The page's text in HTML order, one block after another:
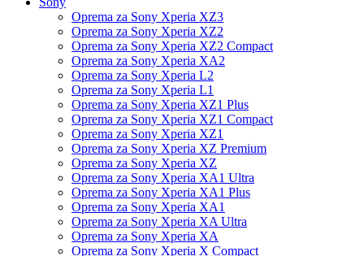
Oprema za Sony Xperia XZ3
Oprema za Sony Xperia XZ2
Oprema za Sony Xperia XZ2 Compact
Oprema za Sony Xperia XA2
Oprema za Sony Xperia L2
Oprema za Sony Xperia L1
Oprema za Sony Xperia XZ1 Plus
Oprema za Sony Xperia XZ1 Compact
Oprema za Sony Xperia XZ1
Oprema za Sony Xperia XZ Premium
Oprema za Sony Xperia XZ
Oprema za Sony Xperia XA1 Ultra
Oprema za Sony Xperia XA1 Plus
Oprema za Sony Xperia XA1
Oprema za Sony Xperia XA Ultra
Oprema za Sony Xperia XA
Oprema za Sony Xperia X Compact